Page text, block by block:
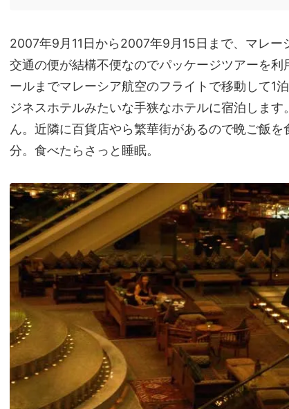
2007年9月11日から2007年9月15日まで、マレ
交通の便が結構不便なのでパッケージツアーを
ールまでマレーシア航空のフライトで移動して1
ジネスホテルみたいな手狭なホテルに宿泊しま
ん。近隣に百貨店やら繁華街があるので晩ご飯
分。食べたらさっと睡眠。